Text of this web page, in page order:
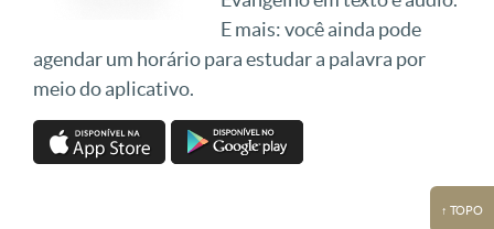
E mais: você ainda pode
agendar um horário para estudar a palavra por
meio do aplicativo.
↑ TOPO